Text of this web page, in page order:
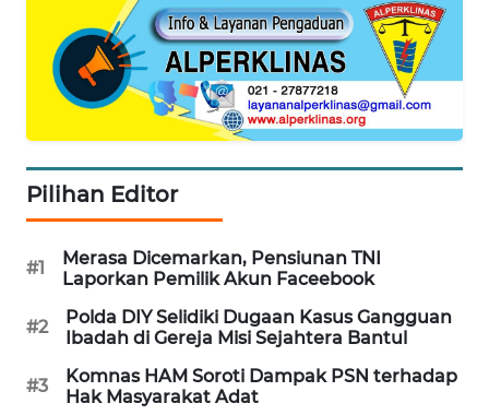
Pilihan Editor
#1
Merasa Dicemarkan, Pensiunan TNI
Laporkan Pemilik Akun Faceebook
#2
Polda DIY Selidiki Dugaan Kasus Gangguan
Ibadah di Gereja Misi Sejahtera Bantul
#3
Komnas HAM Soroti Dampak PSN terhadap
Hak Masyarakat Adat
WAHANA
INFRASTRUKTUR
KONSUMEN
LISTRIK
WAHANA
TRAVEL
WAHANA